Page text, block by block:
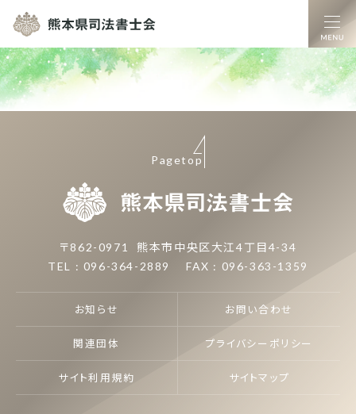
熊本県司法書士
〒862-0971
熊本市中央区大江4丁目4-34
TEL : 096-364-2889
FAX : 096-363-1359
お知らせ お問い合わせ
関連団体 プライバシーポリシー
サイト利用規約 サイトマップ
Pagetop